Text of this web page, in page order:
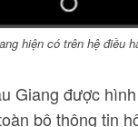
hiện có trên hệ điều
Giang được
bộ thông tin